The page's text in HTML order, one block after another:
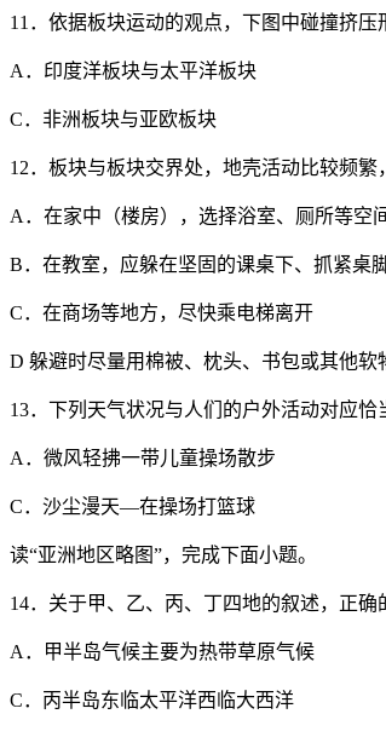
11．依据板块运动的观点，下图中碰撞挤
A．印度洋板块与太平洋板块 B
C．非洲板块与亚欧板块 D．
12．板块与板块交界处，地壳活动比较频
A．在家中（楼房），选择浴室、厕所等空
B．在教室，应躲在坚固的课桌下、抓紧桌
C．在商场等地方，尽快乘电梯离开
D 躲避时尽量用棉被、枕头、书包或其他软
13．下列天气状况与人们的户外活动对应恰
A．微风轻拂一带儿童操场散步
C．沙尘漫天—在操场打篮球 D
读“亚洲地区略图”，完成下面小题。
14．关于甲、乙、丙、丁四地的叙述，正确
A．甲半岛气候主要为热带草原气候
C．丙半岛东临太平洋西临大西洋